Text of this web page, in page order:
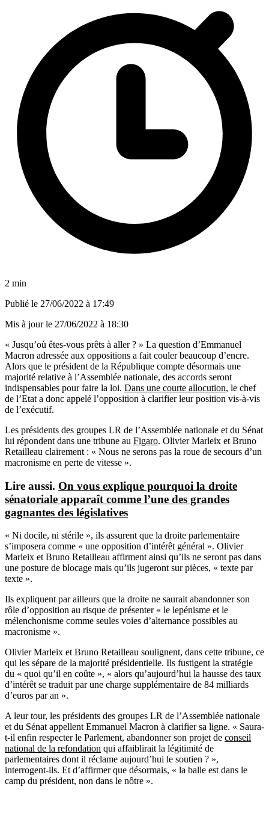
2 min
Publié le 27/06/2022 à 17:49
Mis à jour le 27/06/2022 à 18:30
« Jusqu’où êtes-vous prêts à aller ? » La question d’Emmanuel
Macron adressée aux oppositions a fait couler beaucoup d’encre.
Alors que le président de la République compte désormais une
majorité relative à l’Assemblée nationale, des accords seront
indispensables pour faire la loi. Dans une courte allocution, le chef
de l’Etat a donc appelé l’opposition à clarifier leur position vis-à-vis
de l’exécutif.
Les présidents des groupes LR de l’Assemblée nationale et du Sénat
lui répondent dans une tribune au Figaro. Olivier Marleix et Bruno
Retailleau clairement : « Nous ne serons pas la roue de secours d’un
macronisme en perte de vitesse ».
Lire aussi. On vous explique pourquoi la droite
sénatoriale apparaît comme l’une des grandes
gagnantes des législatives
« Ni docile, ni stérile », ils assurent que la droite parlementaire
s’imposera comme « une opposition d’intérêt général ». Olivier
Marleix et Bruno Retailleau affirment ainsi qu’ils ne seront pas dans
une posture de blocage mais qu’ils jugeront sur pièces, « texte par
texte ».
Ils expliquent par ailleurs que la droite ne saurait abandonner son
rôle d’opposition au risque de présenter « le lepénisme et le
mélenchonisme comme seules voies d’alternance possibles au
macronisme ».
Olivier Marleix et Bruno Retailleau soulignent, dans cette tribune, ce
qui les sépare de la majorité présidentielle. Ils fustigent la stratégie
du « quoi qu’il en coûte », « alors qu’aujourd’hui la hausse des taux
d’intérêt se traduit par une charge supplémentaire de 84 milliards
d’euros par an ».
A leur tour, les présidents des groupes LR de l’Assemblée nationale
et du Sénat appellent Emmanuel Macron à clarifier sa ligne. « Saura-
t-il enfin respecter le Parlement, abandonner son projet de conseil
national de la refondation qui affaiblirait la légitimité de
parlementaires dont il réclame aujourd’hui le soutien ? »,
interrogent-ils. Et d’affirmer que désormais, « la balle est dans le
camp du président, non dans le nôtre ».